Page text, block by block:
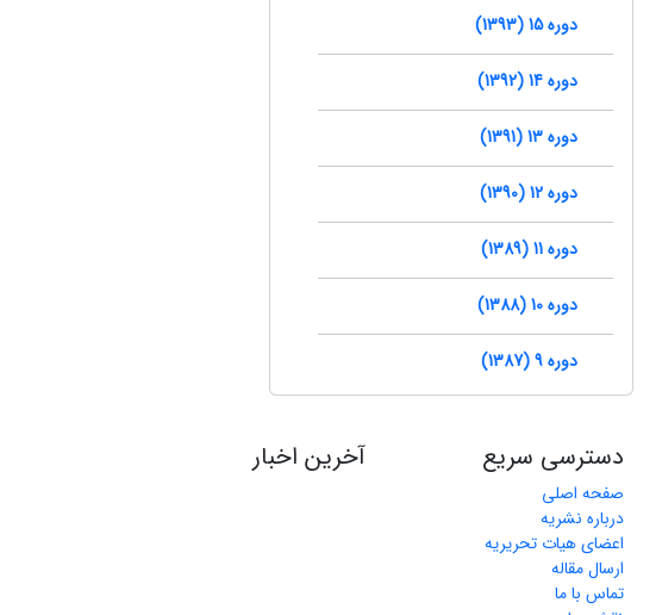
دوره 15 (1393)
دوره 14 (1392)
دوره 13 (1391)
دوره 12 (1390)
دوره 11 (1389)
دوره 10 (1388)
دوره 9 (1387)
دسترسی سریع
صفحه اصلی
درباره نشریه
اعضای هیات تحریریه
ارسال مقاله
تماس با ما
آخرین اخبار